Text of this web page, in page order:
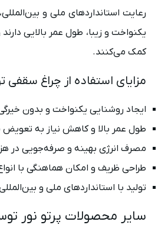
رعایت استانداردهای ملی و
یکنواخت و زیبا، طول عمر بالایی
کمک می‌کنند.
مزایای استفاده از چراغ سقفی
ایجاد روشنایی یکنواخت و بدون
طول عمر بالا و کاهش نیاز به تعویض
مصرف انرژی بهینه و صرفه‌جویی در
طراحی ظریف و امکان هماهنگی با
تولید با استانداردهای ملی و
سایر محصولات پرتو نور